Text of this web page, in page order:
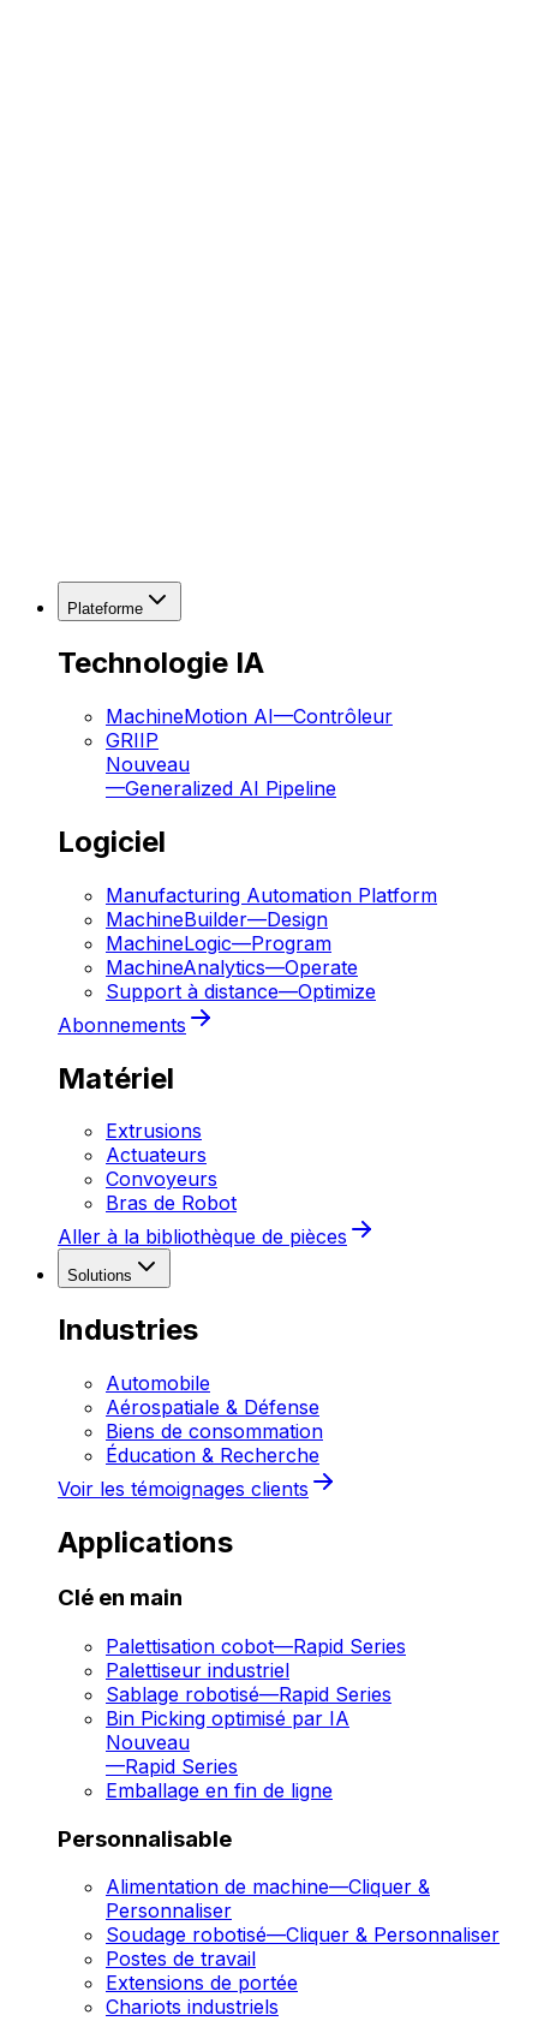
Plateforme
Technologie IA
MachineMotion AI—Contrôleur
GRIIP
Nouveau
—Generalized AI Pipeline
Logiciel
Manufacturing Automation Platform
MachineBuilder—Design
MachineLogic—Program
MachineAnalytics—Operate
Support à distance—Optimize
Abonnements
Matériel
Extrusions
Actuateurs
Convoyeurs
Bras de Robot
Aller à la bibliothèque de pièces
Solutions
Industries
Automobile
Aérospatiale & Défense
Biens de consommation
Éducation & Recherche
Voir les témoignages clients
Applications
Clé en main
Palettisation cobot—Rapid Series
Palettiseur industriel
Sablage robotisé—Rapid Series
Bin Picking optimisé par IA
Nouveau
—Rapid Series
Emballage en fin de ligne
Personnalisable
Alimentation de machine—Cliquer &
Personnaliser
Soudage robotisé—Cliquer & Personnaliser
Postes de travail
Extensions de portée
Chariots industriels